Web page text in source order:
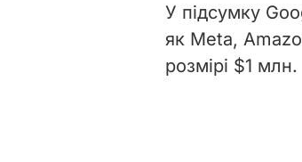
У підсумку
як Meta,
розмірі $1 млн.